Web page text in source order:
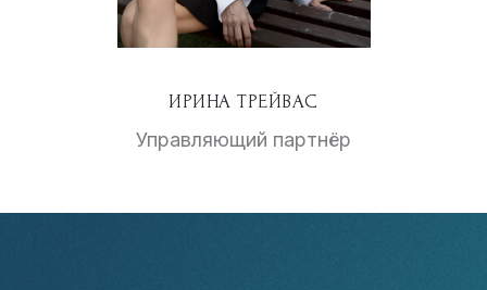
ИРИНА ТРЕЙВАС
Управляющий партнёр